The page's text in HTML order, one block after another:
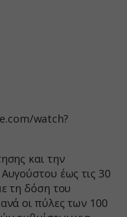
watch?
και την
έως τις 30
τη δόση του
οι πύλες των 100